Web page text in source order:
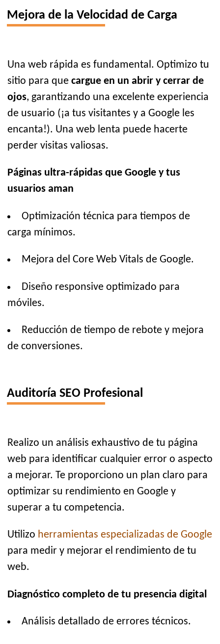
Mejora de la Velocidad de Carga
Una web rápida es fundamental. Optimizo tu
sitio para que cargue en un abrir y cerrar de
ojos, garantizando una excelente experiencia
de usuario (¡a tus visitantes y a Google les
encanta!). Una web lenta puede hacerte
perder visitas valiosas.
Páginas ultra-rápidas que Google y tus
usuarios aman
Optimización técnica para tiempos de
carga mínimos.
Mejora del Core Web Vitals de Google.
Diseño responsive optimizado para
móviles.
Reducción de tiempo de rebote y mejora
de conversiones.
Auditoría SEO Profesional
Realizo un análisis exhaustivo de tu página
web para identificar cualquier error o aspecto
a mejorar. Te proporciono un plan claro para
optimizar su rendimiento en Google y
superar a tu competencia.
Utilizo herramientas especializadas de Google
para medir y mejorar el rendimiento de tu
web.
Diagnóstico completo de tu presencia digital
Análisis detallado de errores técnicos.